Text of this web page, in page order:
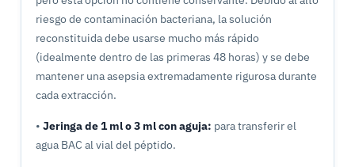
riesgo de contaminación bacteriana, la solución
reconstituida debe usarse mucho más rápido
(idealmente dentro de las primeras 48 horas) y se debe
mantener una asepsia extremadamente rigurosa durante
cada extracción.
•Jeringa de 1 ml o 3 ml con aguja: para transferir el
agua BAC al vial del péptido.